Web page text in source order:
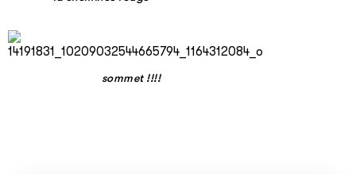
sommet !!!!